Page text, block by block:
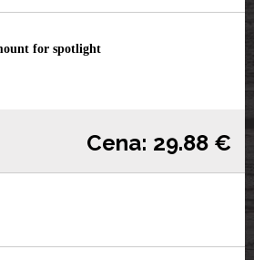
for spotlight
Cena: 29.88 €